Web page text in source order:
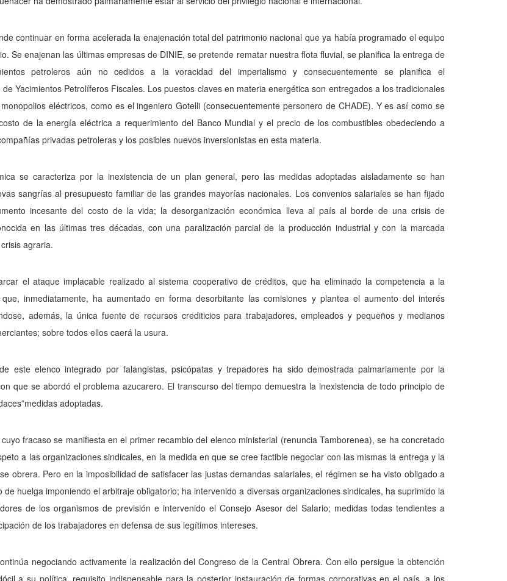
continuar en forma acelerada la enajenación total del patrimonio nacional que ya había programado el equipo
Se enajenan las últimas empresas de DINIE, se pretende rematar nuestra flota fluvial, se planifica la entrega de
petroleros aún no cedidos a la voracidad del imperialismo y consecuentemente se planifica el
Yacimientos Petrolíferos Fiscales. Los puestos claves en materia energética son entregados a los tradicionales
eléctricos, como es el ingeniero Gotelli (consecuentemente personero de CHADE). Y es así como se
de la energía eléctrica a requerimiento del Banco Mundial y el precio de los combustibles obedeciendo a
privadas petroleras y los posibles nuevos inversionistas en esta materia.
se caracteriza por la inexistencia de un plan general, pero las medidas adoptadas aisladamente se han
sangrías al presupuesto familiar de las grandes mayorías nacionales. Los convenios salariales se han fijado
incesante del costo de la vida; la desorganización económica lleva al país al borde de una crisis de
en las últimas tres décadas, con una paralización parcial de la producción industrial y con la marcada
agraria.
el ataque implacable realizado al sistema cooperativo de créditos, que ha eliminado la competencia a la
inmediatamente, ha aumentado en forma desorbitante las comisiones y plantea el aumento del interés
además, la única fuente de recursos crediticios para trabajadores, empleados y pequeños y medianos
sobre todos ellos caerá la usura.
este elenco integrado por falangistas, psicópatas y trepadores ha sido demostrada palmariamente por la
que se abordó el problema azucarero. El transcurso del tiempo demuestra la inexistencia de todo principio de
adoptadas.
fracaso se manifiesta en el primer recambio del elenco ministerial (renuncia Tamborenea), se ha concretado
a las organizaciones sindicales, en la medida en que se cree factible negociar con las mismas la entrega y la
obrera. Pero en la imposibilidad de satisfacer las justas demandas salariales, el régimen se ha visto obligado a
de huelga imponiendo el arbitraje obligatorio; ha intervenido a diversas organizaciones sindicales, ha suprimido la
de los organismos de previsión e intervenido el Consejo Asesor del Salario; medidas todas tendientes a
de los trabajadores en defensa de sus legítimos intereses.
negociando activamente la realización del Congreso de la Central Obrera. Con ello persigue la obtención
a su política, requisito indispensable para la posterior instauración de formas corporativas en el país, a los